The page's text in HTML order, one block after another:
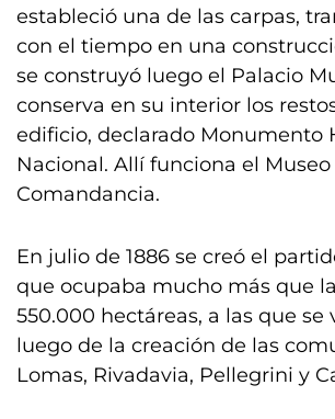
estableció una de las carpas,
con el tiempo en una
se construyó luego el Palacio
conserva en su interior los
edificio, declarado Monumento
Nacional. Allí funciona el Museo
Comandancia.
En julio de 1886 se creó el
que ocupaba mucho más que
550.000 hectáreas, a las que se
luego de la creación de las
Lomas, Rivadavia, Pellegrini y